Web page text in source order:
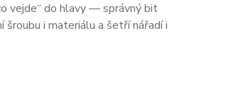
vejde“ do hlavy — správný bit
šroubu i materiálu a šetří nářadí i